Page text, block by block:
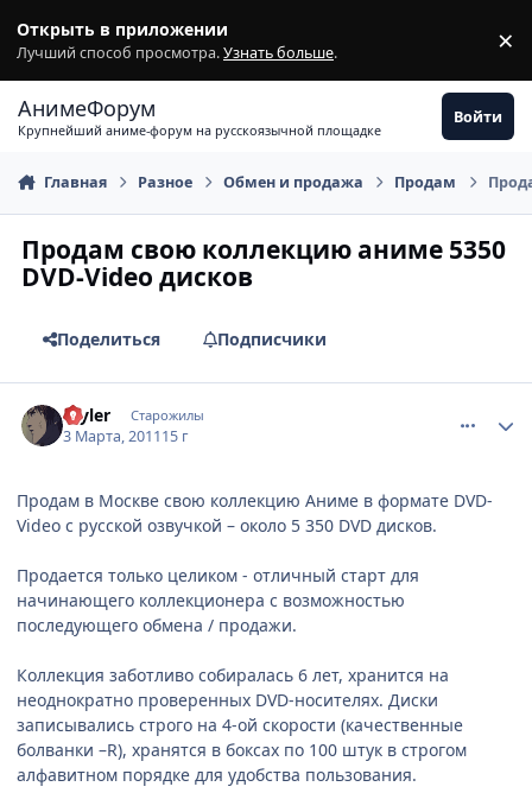
Открыть в приложении
Лучший способ просмотра.Узнать больше. ×
АнимеФорум
Крупнейший аниме-форум на русскоязычной площадке
Войти
Главная Разное Обмен и продажа Продам
Продам свою коллекцию аниме 5350
DVD-Video дисков
Поделиться Подписчики
Styler Старожилы
3 Марта, 201115 г
Продам в Москве свою коллекцию Аниме в формате DVD-
Video с русской озвучкой – около 5 350 DVD дисков.
Продается только целиком - отличный старт для
начинающего коллекционера c возможностью
последующего обмена / продажи.
Коллекция заботливо собиралась 6 лет, хранится на
неоднократно проверенных DVD-носителях. Диски
записывались строго на 4-ой скорости (качественные
болванки –R), хранятся в боксах по 100 штук в строгом
алфавитном порядке для удобства пользования.